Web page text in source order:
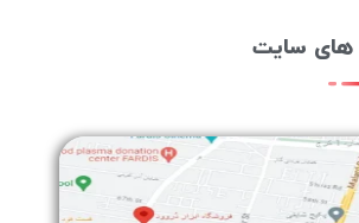
های سایت